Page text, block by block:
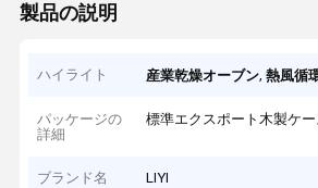
製品の説明
ハイライト 産業乾燥オーブン,熱風循
パッケージの
詳細
標準エクスポート木製ケー
ブランド名 LIYI